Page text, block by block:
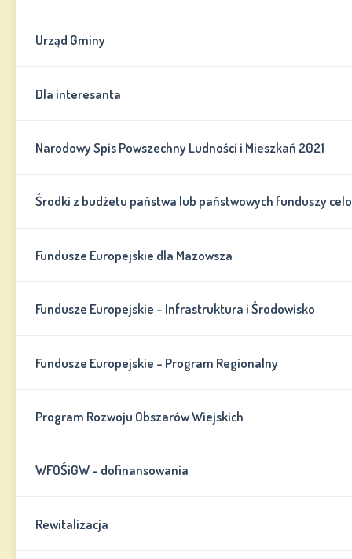
Urząd Gminy
Dla interesanta
Narodowy Spis Powszechny Ludności i Mieszkań 2021
Środki z budżetu państwa lub państwowych funduszy
Fundusze Europejskie dla Mazowsza
Fundusze Europejskie - Infrastruktura i Środowisko
Fundusze Europejskie - Program Regionalny
Program Rozwoju Obszarów Wiejskich
WFOŚiGW - dofinansowania
Rewitalizacja